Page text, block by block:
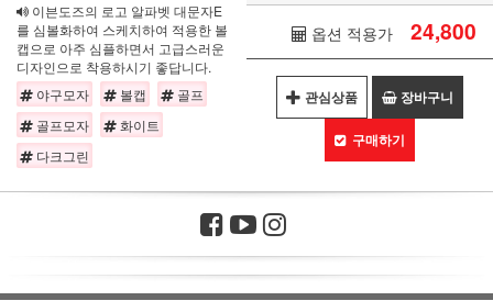
이븐도즈의 로고 알파벳 대문자E
를 심볼화하여 스케치하여 적용한 볼
캡으로 아주 심플하면서 고급스러운
디자인으로 착용하시기 좋답니다.
야구모자
볼캡
골프
골프모자
화이트
다크그린
옵션 적용가 24,800
관심상품 장바구니
구매하기